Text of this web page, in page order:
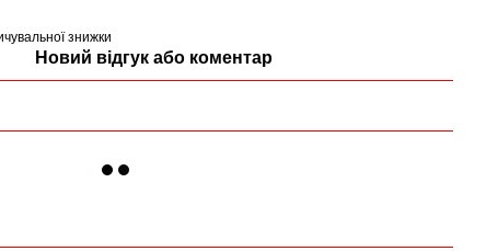
знижки
Новий відгук або коментар